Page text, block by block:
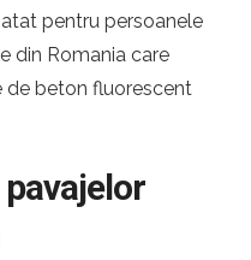
pentru persoanele
din Romania care
de beton fluorescent